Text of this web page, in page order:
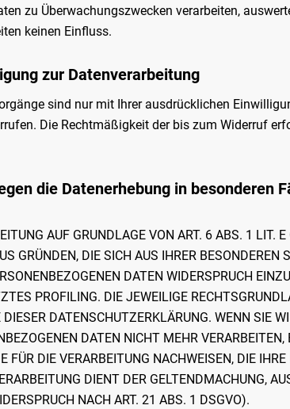
zu Überwachungszwecken verarbeiten,
keinen Einfluss.
zur Datenverarbeitung
sind nur mit Ihrer ausdrücklichen
Die Rechtmäßigkeit der bis zum Widerruf
die Datenerhebung in besonderen
AUF GRUNDLAGE VON ART. 6 ABS. 1 LIT.
GRÜNDEN, DIE SICH AUS IHRER BESONDEREN
DATEN WIDERSPRUCH
PROFILING. DIE JEWEILIGE
DATENSCHUTZERKLÄRUNG. WENN SIE
DATEN NICHT MEHR
FÜR DIE VERARBEITUNG NACHWEISEN, DIE
DIENT DER GELTENDMACHUNG,
NACH ART. 21 ABS. 1 DSGVO).